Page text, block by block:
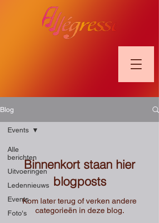
Blog
Alle
berichten
Uitvoeringen
Ledennieuws
Events
Foto's
Events
Binnenkort staan hier
blogposts
Kom later terug of verken andere
categorieën in deze blog.